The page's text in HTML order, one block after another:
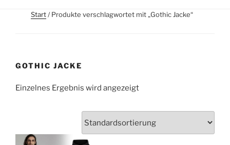
Start/ Produkte verschlagwortet mit „Gothic Jacke“
GOTHIC JACKE
Einzelnes Ergebnis wird angezeigt